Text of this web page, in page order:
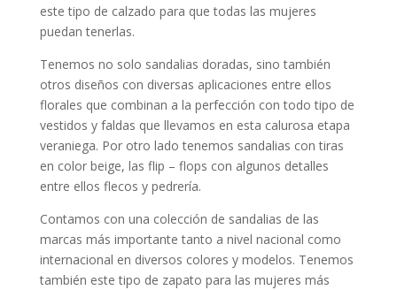
este tipo de calzado para que todas las mujeres
puedan tenerlas.
Tenemos no solo sandalias doradas, sino también
otros diseños con diversas aplicaciones entre ellos
florales que combinan a la perfección con todo tipo de
vestidos y faldas que llevamos en esta calurosa etapa
veraniega. Por otro lado tenemos sandalias con tiras
en color beige, las flip – flops con algunos detalles
entre ellos flecos y pedrería.
Contamos con una colección de sandalias de las
marcas más importante tanto a nivel nacional como
internacional en diversos colores y modelos. Tenemos
también este tipo de zapato para las mujeres más